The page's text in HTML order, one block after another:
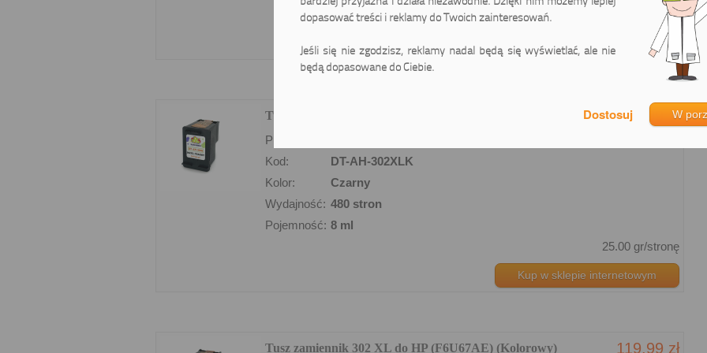
25.00 gr/stronę
Kup w sklepie internetowym
Tusz zamiennik 302 do HP (F6U66AE) (Czarny) 119.99 zł
Producent:
Kod:
DT-AH-302XLK
Kolor:
Czarny
Wydajność: 480 stron
Pojemność: 8 ml
25.00 gr/stronę
Kup w sklepie internetowym
Tusz zamiennik 302 XL do HP (F6U67AE) (Kolorowy) 119.99 zł
dopasować treści i reklamy do Twoich zainteresowań.
Jeśli się nie zgodzisz, reklamy nadal będą się wyświetlać, ale nie
będą dopasowane do Ciebie.
W